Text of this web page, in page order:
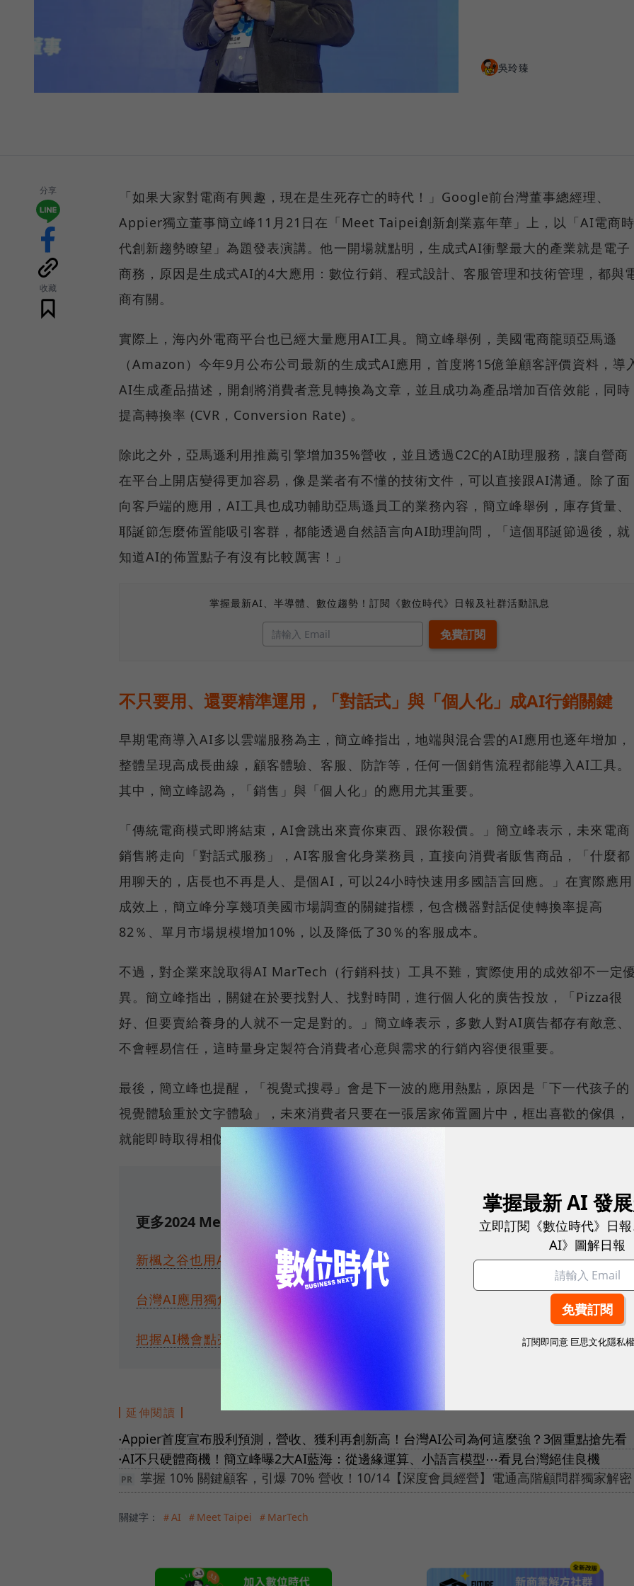
吳玲臻
分享
收藏
「如果大家對電商有興趣，現在是生死存亡的時代！」Google前台灣董事總經理、
Appier獨立董事簡立峰11月21日在「Meet Taipei創新創業嘉年華」上，以「AI電商時
代創新趨勢瞭望」為題發表演講。他一開場就點明，生成式AI衝擊最大的產業就是電子
商務，原因是生成式AI的4大應用：數位行銷、程式設計、客服管理和技術管理，都與
商有關。
實際上，海內外電商平台也已經大量應用AI工具。簡立峰舉例，美國電商龍頭亞馬遜
（Amazon）今年9月公布公司最新的生成式AI應用，首度將15億筆顧客評價資料，導
AI生成產品描述，開創將消費者意見轉換為文章，並且成功為產品增加百倍效能，同時
提高轉換率 (CVR，Conversion Rate) 。
除此之外，亞馬遜利用推薦引擎增加35%營收，並且透過C2C的AI助理服務，讓自營商
在平台上開店變得更加容易，像是業者有不懂的技術文件，可以直接跟AI溝通。除了面
向客戶端的應用，AI工具也成功輔助亞馬遜員工的業務內容，簡立峰舉例，庫存貨量、
耶誕節怎麼佈置能吸引客群，都能透過自然語言向AI助理詢問，「這個耶誕節過後，就
知道AI的佈置點子有沒有比較厲害！」
掌握最新AI、半導體、數位趨勢！訂閱《數位時代》日報及社群活動訊息
不只要用、還要精準運用，「對話式」與「個人化」成AI行銷關鍵
早期電商導入AI多以雲端服務為主，簡立峰指出，地端與混合雲的AI應用也逐年增加，
整體呈現高成長曲線，顧客體驗、客服、防詐等，任何一個銷售流程都能導入AI工具。
其中，簡立峰認為，「銷售」與「個人化」的應用尤其重要。
「傳統電商模式即將結束，AI會跳出來賣你東西、跟你殺價。」簡立峰表示，未來電商
銷售將走向「對話式服務」，AI客服會化身業務員，直接向消費者販售商品，「什麼都
用聊天的，店長也不再是人、是個AI，可以24小時快速用多國語言回應。」在實際應用
成效上，簡立峰分享幾項美國市場調查的關鍵指標，包含機器對話促使轉換率提高
82％、單月市場規模增加10%，以及降低了30％的客服成本。
不過，對企業來說取得AI MarTech（行銷科技）工具不難，實際使用的成效卻不一定
異。簡立峰指出，關鍵在於要找對人、找對時間，進行個人化的廣告投放，「Pizza很
好、但要賣給養身的人就不一定是對的。」簡立峰表示，多數人對AI廣告都存有敵意、
不會輕易信任，這時量身定製符合消費者心意與需求的行銷內容便很重要。
最後，簡立峰也提醒，「視覺式搜尋」會是下一波的應用熱點，原因是「下一代孩子的
視覺體驗重於文字體驗」，未來消費者只要在一張居家佈置圖片中，框出喜歡的傢俱，
就能即時取得相似商品的購買資訊，讓AI多模態應用也發揮在電商領域。
更多2024 Meet Taipei報導，請看：
新楓之谷也用AI！橘子集團孵出AI公司後，發現「省成本、增營收」的可能
台灣AI應用獨角獸幾年內誕生？跟馬斯克共事4年，他分享「從零到一」秘訣
把握AI機會點亮國際，TAIWAN＋1！2024 Meet Taipei創新創業嘉年華盛大開幕
延伸閱讀
●Appier首度宣布股利預測，營收、獲利再創新高！台灣AI公司為何這麼強？3個重點搶先看
●AI不只硬體商機！簡立峰曝2大AI藍海：從邊緣運算、小語言模型⋯看見台灣絕佳良機
掌握 10% 關鍵顧客，引爆 70% 營收！10/14【深度會員經營】電通高階顧問群獨家解密
關鍵字： ＃AI ＃Meet Taipei ＃MarTech
掌握最新 AI 發
立即訂閱《數位時代》日
AI》圖解日報
訂閱即同意 巨思文化隱私